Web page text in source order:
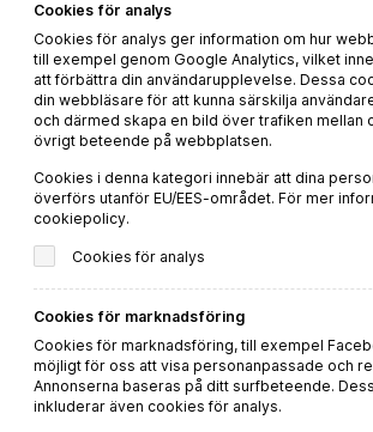
Palmento Costanzo Etna
Beställ direkt
LÄS MER
Cookies för analys
Cookies för analys ger information om hur
till exempel genom Google Analytics, vilket
att förbättra din användarupplevelse. Dessa
din webbläsare för att kunna särskilja
och därmed skapa en bild över trafiken mellan
övrigt beteende på webbplatsen.
Cookies i denna kategori innebär att dina
överförs utanför EU/EES-området. För mer
cookiepolicy.
Cookies för analys
Cookies för marknadsföring
Cookies för marknadsföring, till exempel
möjligt för oss att visa personanpassade och
Annonserna baseras på ditt surfbeteende.
inkluderar även cookies för analys.